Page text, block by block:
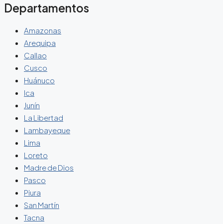
Departamentos
Amazonas
Arequipa
Callao
Cusco
Huánuco
Ica
Junín
La Libertad
Lambayeque
Lima
Loreto
Madre de Dios
Pasco
Piura
San Martín
Tacna